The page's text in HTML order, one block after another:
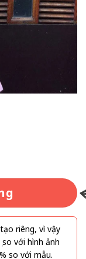
riêng, vì vậy
với hình ảnh
so với mẫu.